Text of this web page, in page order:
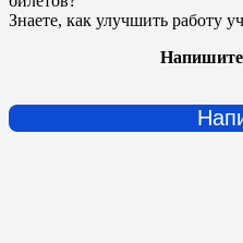
Знаете, как улучшить работу